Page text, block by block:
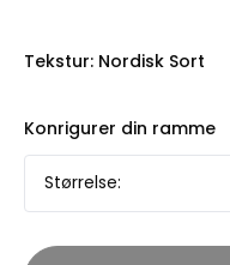
Tekstur: Nordisk Sort
Konrigurer din ramme
Størrelse: